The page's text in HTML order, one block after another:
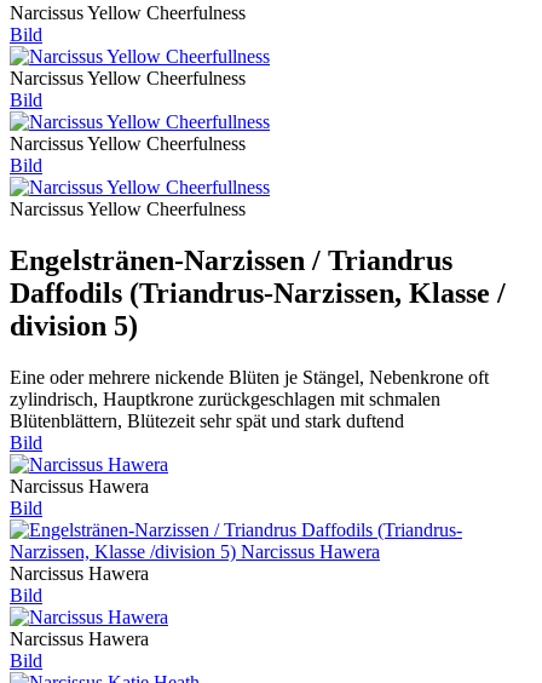
Narcissus Yellow Cheerfulness
Bild
Narcissus Yellow Cheerfulness
Bild
Narcissus Yellow Cheerfulness
Bild
Narcissus Yellow Cheerfulness
Engelstränen-Narzissen / Triandrus
Daffodils (Triandrus-Narzissen, Klasse /
division 5)
Eine oder mehrere nickende Blüten je Stängel, Nebenkrone oft
zylindrisch, Hauptkrone zurückgeschlagen mit schmalen
Blütenblättern, Blütezeit sehr spät und stark duftend
Bild
Narcissus Hawera
Bild
Narcissus Hawera
Bild
Narcissus Hawera
Bild